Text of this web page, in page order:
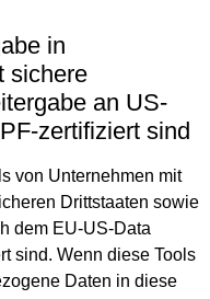
in
sichere
an US-
zertifiziert sind
von Unternehmen mit
Drittstaaten sowie
dem EU-US-Data
sind. Wenn diese Tools
Daten in diese